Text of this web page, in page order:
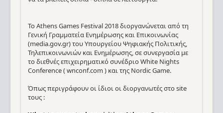
Το Athens Games Festival 2018 διοργανώνεται από τη
Γενική Γραμματεία Ενημέρωσης και Επικοινωνίας
(media.gov.gr) του Υπουργείου Ψηφιακής Πολιτικής,
Τηλεπικοινωνιών και Ενημέρωσης, σε συνεργασία με
το διεθνές επιχειρηματικό συνέδριο White Nights
Conference ( wnconf.com ) και της Nordic Game.
Όπως περιγράφουν οι ίδιοι οι διοργανωτές στο site
τους :